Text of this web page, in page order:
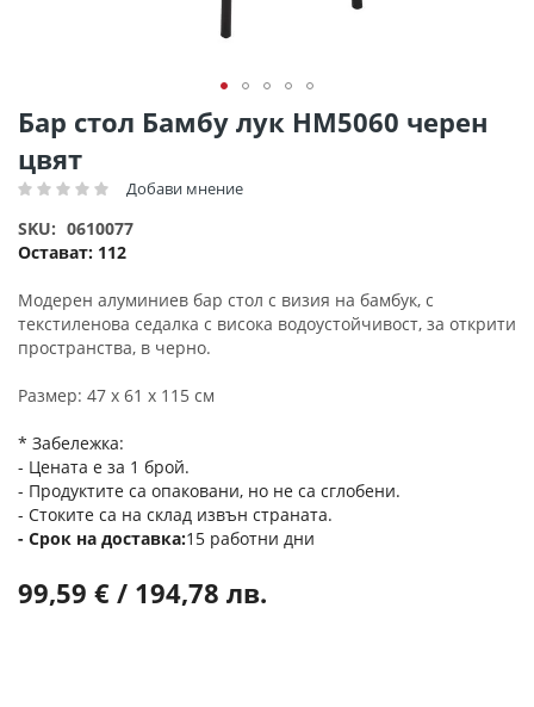
Бар стол Бамбу лук HM5060 черен
цвят
Рейтинг: Добави мнение
Остават: 112
SKU 0610077
Модерен алуминиев бар стол с визия на бамбук, с
текстиленова седалка с висока водоустойчивост, за открити
пространства, в черно.
Размер: 47 х 61 х 115 см
* Забележка:
- Цената е за 1 брой.
- Продуктите са опаковани, но не са сглобени.
- Стоките са на склад извън страната.
Срок на доставка 15 работни дни
99,59 € / 194,78 лв.
Преминете
към
началото
на
със
снимки